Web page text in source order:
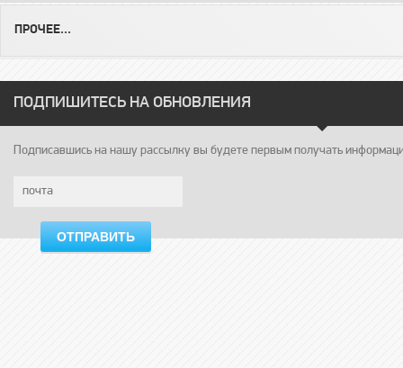
ПРОЧЕЕ...
ПОДПИШИТЕСЬ НА ОБНОВЛЕНИЯ
Подписавшись на нашу рассылку вы будете первым получать
ОТПРАВИТЬ